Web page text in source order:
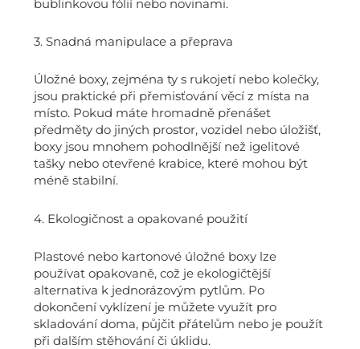
bublinkovou fólií nebo novinami.
3. Snadná manipulace a přeprava
Úložné boxy, zejména ty s rukojetí nebo kolečky,
jsou praktické při přemisťování věcí z místa na
místo. Pokud máte hromadně přenášet
předměty do jiných prostor, vozidel nebo úložišť,
boxy jsou mnohem pohodlnější než igelitové
tašky nebo otevřené krabice, které mohou být
méně stabilní.
4. Ekologičnost a opakované použití
Plastové nebo kartonové úložné boxy lze
používat opakovaně, což je ekologičtější
alternativa k jednorázovým pytlům. Po
dokončení vyklízení je můžete využít pro
skladování doma, půjčit přátelům nebo je použít
při dalším stěhování či úklidu.